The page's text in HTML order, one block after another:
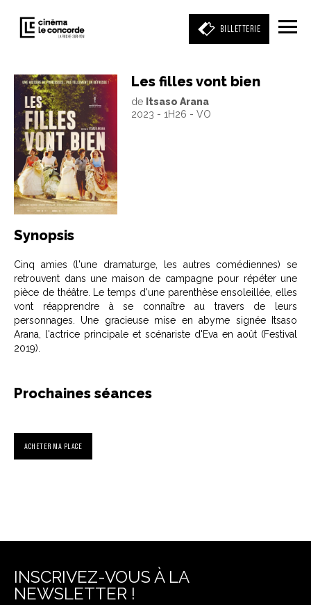
BILLETTERIE
Entrez votre mot clé
(film, réalisateur, acteur, événement)
Les filles vont bien
de Itsaso Arana
2023 - 1H26 - VO
Synopsis
Cinq amies (l'une dramaturge, les autres comédiennes) se
retrouvent dans une maison de campagne pour répéter une
pièce de théâtre. Le temps d'une parenthèse ensoleillée, elles
vont réapprendre à se connaître au travers de leurs
personnages. Une gracieuse mise en abyme signée Itsaso
Arana, l'actrice principale et scénariste d'Eva en août (Festival
2019).
Prochaines séances
ACHETER MA PLACE
INSCRIVEZ-VOUS À LA
NEWSLETTER !